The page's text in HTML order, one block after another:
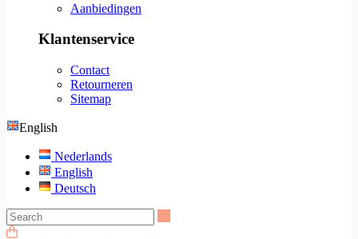
Aanbiedingen
Klantenservice
Contact
Retourneren
Sitemap
English
Nederlands
English
Deutsch